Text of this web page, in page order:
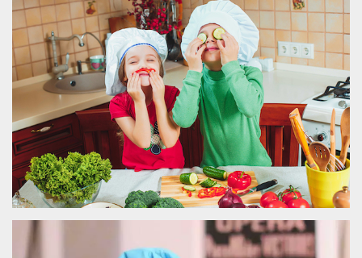
wordpress_test_cookie
Automattic
Inc.
.oooh.events
Sessione
Cookie di
Wordpress,
verifica che il
browser accetti i
cookie.
PHPSESSID
PHP.net
oooh.events
Sessione
generato da
applicazioni
basate sul
linguaggio PHP.
Si tratta di un
identificatore
generico
utilizzato per
mantenere le
variabili di
sessione utente.
Normalmente è
un numero
generato in
modo casuale, il